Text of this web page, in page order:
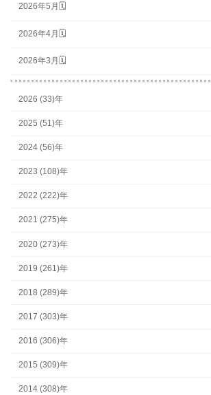
2026年5月🗓
2026年4月🗓
2026年3月🗓
2026 (33)年
2025 (51)年
2024 (56)年
2023 (108)年
2022 (222)年
2021 (275)年
2020 (273)年
2019 (261)年
2018 (289)年
2017 (303)年
2016 (306)年
2015 (309)年
2014 (308)年